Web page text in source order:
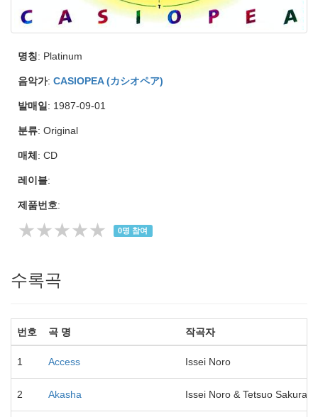
명칭: Platinum
음악가: CASIOPEA (カシオペア)
발매일 : 1987-09-01
분류: Original
매체 : CD
레이블:
제품번호:
★★★★★ 0명 참여
수록곡
번호 곡 명 작곡자
1 Access Issei Noro
2 Akasha Issei Noro & Tetsuo Sakurai